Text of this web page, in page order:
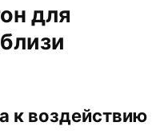
для
к воздействию